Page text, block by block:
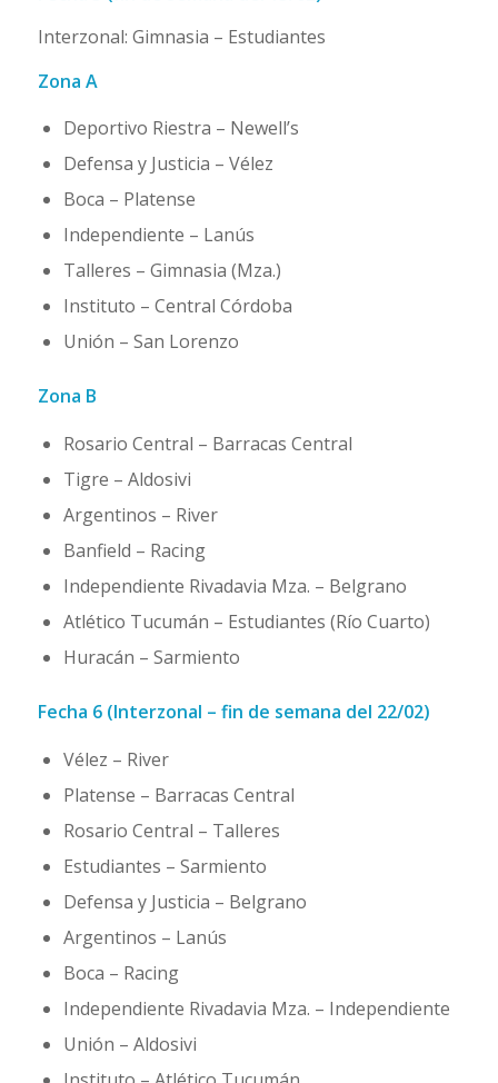
Interzonal: Gimnasia – Estudiantes
Zona A
Deportivo Riestra – Newell’s
Defensa y Justicia – Vélez
Boca – Platense
Independiente – Lanús
Talleres – Gimnasia (Mza.)
Instituto – Central Córdoba
Unión – San Lorenzo
Zona B
Rosario Central – Barracas Central
Tigre – Aldosivi
Argentinos – River
Banfield – Racing
Independiente Rivadavia Mza. – Belgrano
Atlético Tucumán – Estudiantes (Río Cuarto)
Huracán – Sarmiento
Fecha 6 (Interzonal – fin de semana del 22/02)
Vélez – River
Platense – Barracas Central
Rosario Central – Talleres
Estudiantes – Sarmiento
Defensa y Justicia – Belgrano
Argentinos – Lanús
Boca – Racing
Independiente Rivadavia Mza. – Independiente
Unión – Aldosivi